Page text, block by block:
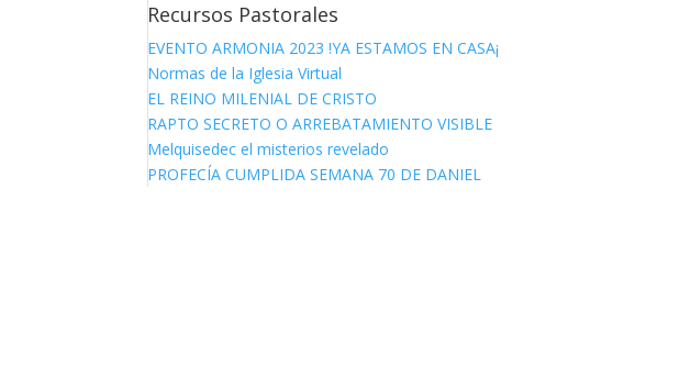
Recursos Pastorales
EVENTO ARMONIA 2023 !YA ESTAMOS EN CASA¡
Normas de la Iglesia Virtual
EL REINO MILENIAL DE CRISTO
RAPTO SECRETO O ARREBATAMIENTO VISIBLE
Melquisedec el misterios revelado
PROFECÍA CUMPLIDA SEMANA 70 DE DANIEL